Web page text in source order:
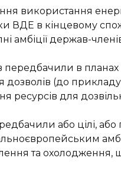
використання
ВДЕ в кінцевому
амбіції держав-
передбачили в планах
(до
ресурсів для
або цілі, або
та охолодження,